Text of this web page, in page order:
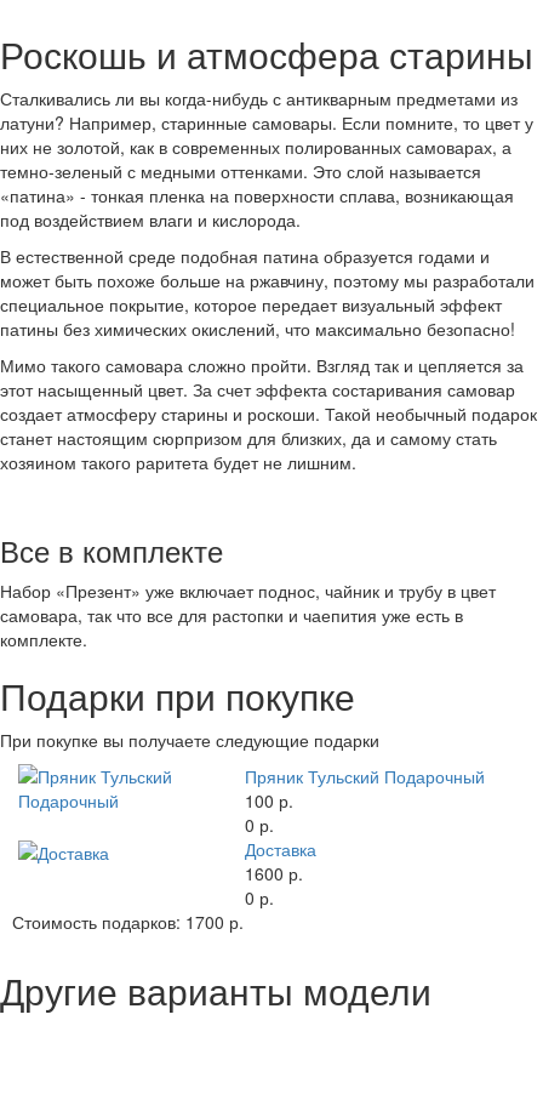
Роскошь и атмосфера старины
Сталкивались ли вы когда-нибудь с антикварным предметами из
латуни? Например, старинные самовары. Если помните, то цвет у
них не золотой, как в современных полированных самоварах, а
темно-зеленый с медными оттенками. Это слой называется
«патина» - тонкая пленка на поверхности сплава, возникающая
под воздействием влаги и кислорода.
В естественной среде подобная патина образуется годами и
может быть похоже больше на ржавчину, поэтому мы разработали
специальное покрытие, которое передает визуальный эффект
патины без химических окислений, что максимально безопасно!
Мимо такого самовара сложно пройти. Взгляд так и цепляется за
этот насыщенный цвет. За счет эффекта состаривания самовар
создает атмосферу старины и роскоши. Такой необычный подарок
станет настоящим сюрпризом для близких, да и самому стать
хозяином такого раритета будет не лишним.
Все в комплекте
Набор «Презент» уже включает поднос, чайник и трубу в цвет
самовара, так что все для растопки и чаепития уже есть в
комплекте.
Подарки при покупке
При покупке вы получаете следующие подарки
Пряник Тульский Подарочный
100 р.
0 р.
Доставка
1600 р.
0 р.
Стоимость подарков: 1700 р.
Другие варианты модели